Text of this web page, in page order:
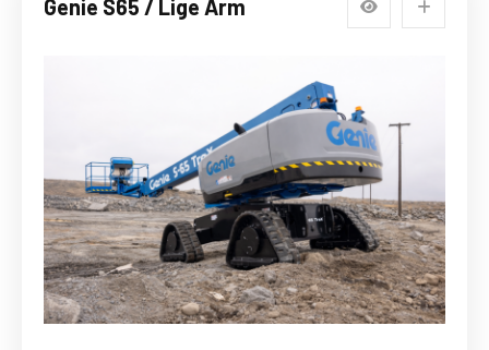
Genie S65 / Lige Arm